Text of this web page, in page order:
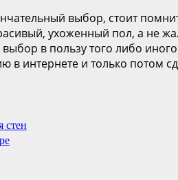
выбор, стоит
ухоженный пол, а не
выбор в пользу того либо
интернете и только потом
стен